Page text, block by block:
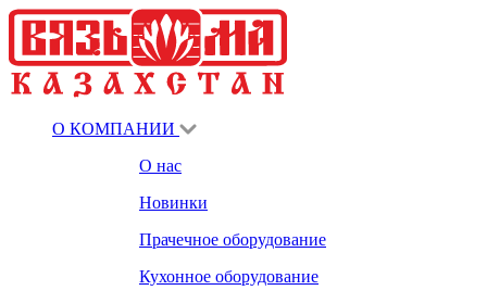
О КОМПАНИИ
О нас
Новинки
Прачечное оборудование
Кухонное оборудование